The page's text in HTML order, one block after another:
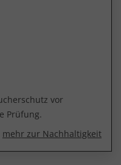
vor
Prüfung.
mehr zur Nachhaltigkeit